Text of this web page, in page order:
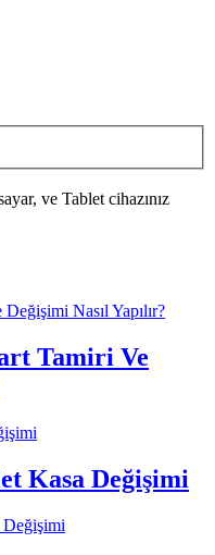
ve Tablet cihazınız
Tamiri Ve
Kasa Değişimi